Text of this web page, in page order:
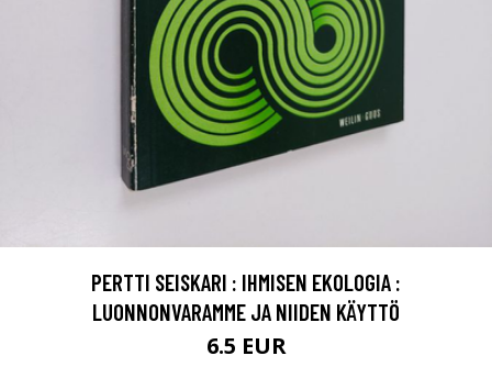
PERTTI SEISKARI : IHMISEN EKOLOGIA :
LUONNONVARAMME JA NIIDEN KÄYTTÖ
6.5 EUR